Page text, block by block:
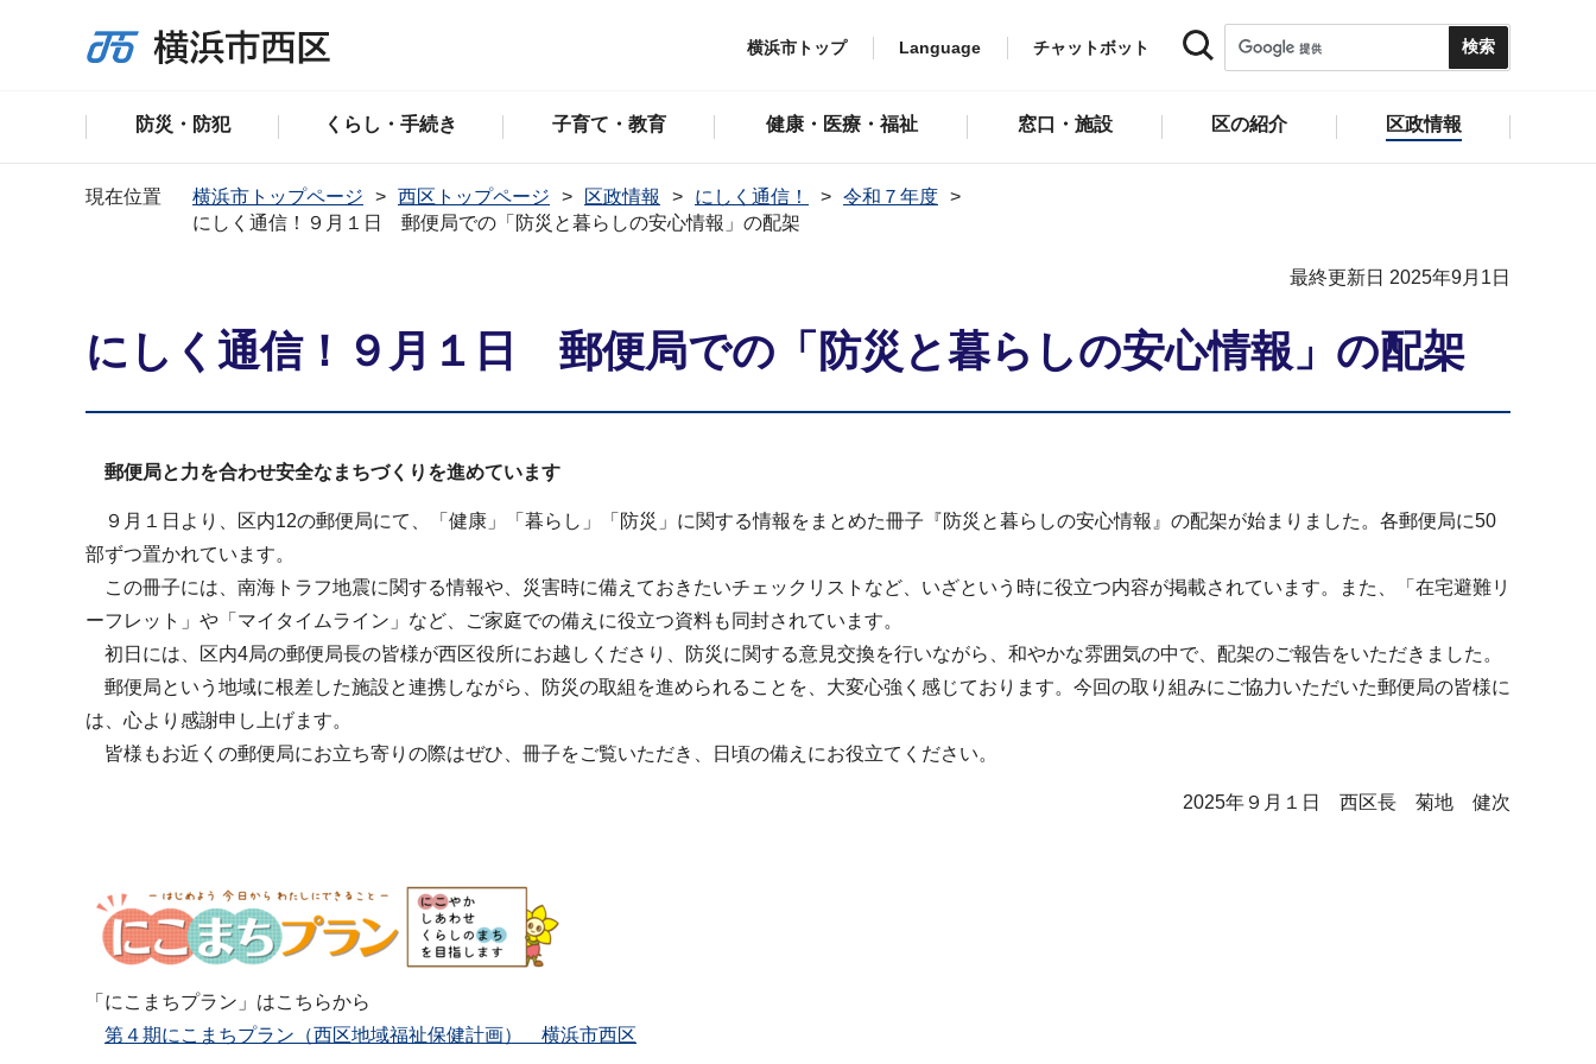
横浜市トップ Language チャットボット
防災・防犯 くらし・手続き 子育て・教育 健康・医療・福祉 窓口・施設 区の紹介 区政情報
現在位置 横浜市トップページ 西区トップページ 区政情報 にしく通信！
令和７年度
にしく通信！９月１日 郵便局での「防災と暮らしの安心情報」の配架
最終更新日 2025年9月1日
にしく通信！９月１日 郵便局での「防災と暮らしの安心情報」の配架
郵便局と力を合わせ安全なまちづくりを進めています
９月１日より、区内12の郵便局にて、「健康」「暮らし」「防災」に関する情報をまとめた冊子『防災と暮らしの安心情報』の配架が始まりました。各郵便局に50
部ずつ置かれています。
この冊子には、南海トラフ地震に関する情報や、災害時に備えておきたいチェックリストなど、いざという時に役立つ内容が掲載されています。また、「在宅避難リ
ーフレット」や「マイタイムライン」など、ご家庭での備えに役立つ資料も同封されています。
初日には、区内4局の郵便局長の皆様が西区役所にお越しくださり、防災に関する意見交換を行いながら、和やかな雰囲気の中で、配架のご報告をいただきました。
郵便局という地域に根差した施設と連携しながら、防災の取組を進められることを、大変心強く感じております。今回の取り組みにご協力いただいた郵便局の皆様に
は、心より感謝申し上げます。
皆様もお近くの郵便局にお立ち寄りの際はぜひ、冊子をご覧いただき、日頃の備えにお役立てください。
2025年９月１日 西区長 菊地 健次
「にこまちプラン」はこちらから
第４期にこまちプラン（西区地域福祉保健計画） 横浜市西区